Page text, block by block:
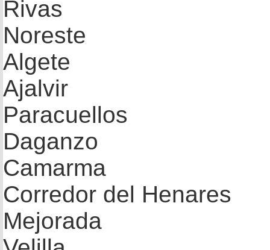
Rivas
Noreste
Algete
Ajalvir
Paracuellos
Daganzo
Camarma
Corredor del Henares
Mejorada